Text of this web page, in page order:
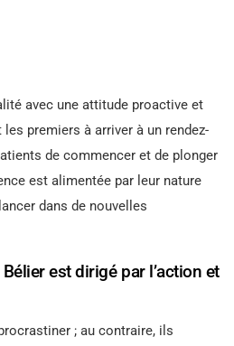
avec une attitude proactive et
premiers à arriver à un rendez-
de commencer et de plonger
est alimentée par leur nature
dans de nouvelles
est dirigé par l’action et
; au contraire, ils